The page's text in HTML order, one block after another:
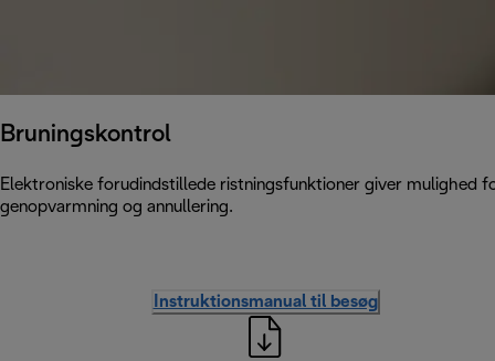
Bruningskontrol
Elektroniske forudindstillede ristningsfunktioner giver mulighed
genopvarmning og annullering.
Instruktionsmanual til besøg